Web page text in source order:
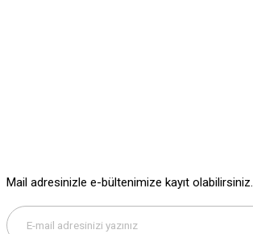
Mail adresinizle e-bültenimize kayıt olabilirsiniz.